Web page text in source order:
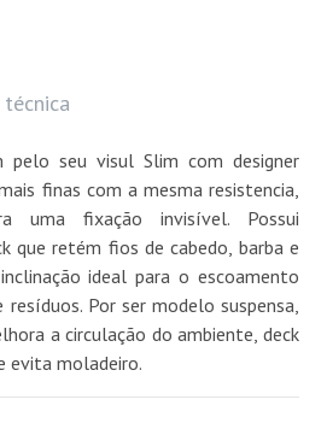
técnica
pelo seu visul Slim com designer
finas com a mesma resistencia,
uma fixação invisível. Possui
que retém fios de cabedo, barba e
ideal para o escoamento
Por ser modelo suspensa,
a circulação do ambiente, deck
evita moladeiro.